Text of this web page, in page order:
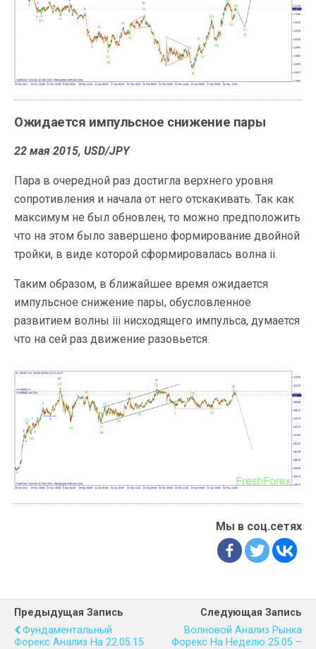
Ожидается импульсное снижение пары
22 мая 2015, USD/JPY
Пара в очередной раз достигла верхнего уровня
сопротивления и начала от него отскакивать. Так как
максимум не был обновлен, то можно предположить
что на этом было завершено формирование двойной
тройки, в виде которой сформировалась волна ii.
Таким образом, в ближайшее время ожидается
импульсное снижение пары, обусловленное
развитием волны iii нисходящего импульса, думается
что на сей раз движение разовьется.
Мы в соц.сетях
Предыдущая Запись
Фундаментальный
Форекс Анализ На 22.05.15
Следующая Запись
Волновой Анализ Рынка
Форекс На Неделю 25.05 –